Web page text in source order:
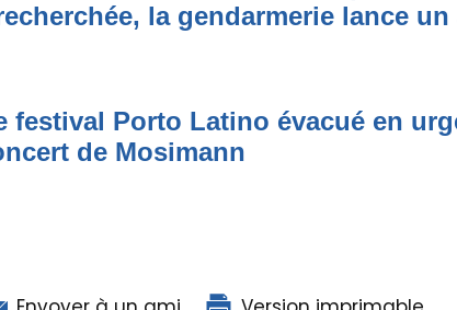
la gendarmerie lance un
festival Porto Latino évacué en
de Mosimann